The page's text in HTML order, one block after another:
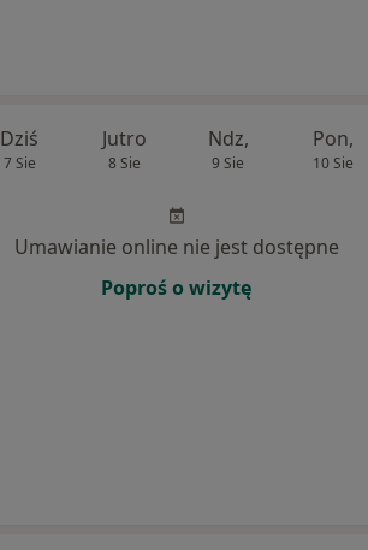
Dziś
7 Sie
Jutro
8 Sie
Ndz,
9 Sie
Pon,
10 Sie
Umawianie online nie jest dostępne
Poproś o wizytę